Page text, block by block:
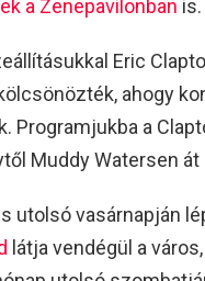
a Zenepavilonban is.
Eric
ahogy
Programjukba a
Muddy Watersen át
utolsó vasárnapján
látja vendégül a